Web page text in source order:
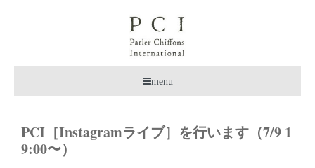
menu
PCI［Instagramライブ］を行います（7/9 1
9:00〜）